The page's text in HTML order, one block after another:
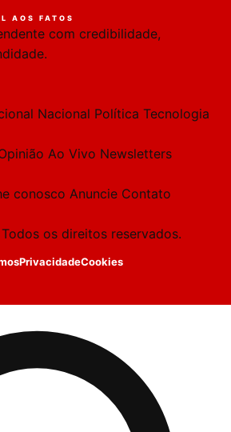
AOS FATOS
com credibilidade,
Nacional Política Tecnologia
Ao Vivo Newsletters
conosco Anuncie Contato
os direitos reservados.
PrivacidadeCookies